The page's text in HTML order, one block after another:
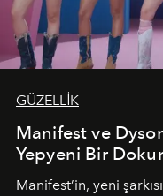
GÜZELLİK
Manifest ve
Yepyeni Bir
Manifest’in, yeni